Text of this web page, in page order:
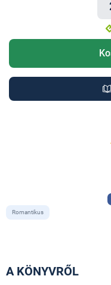
Romantikus
A KÖNYVRŐL